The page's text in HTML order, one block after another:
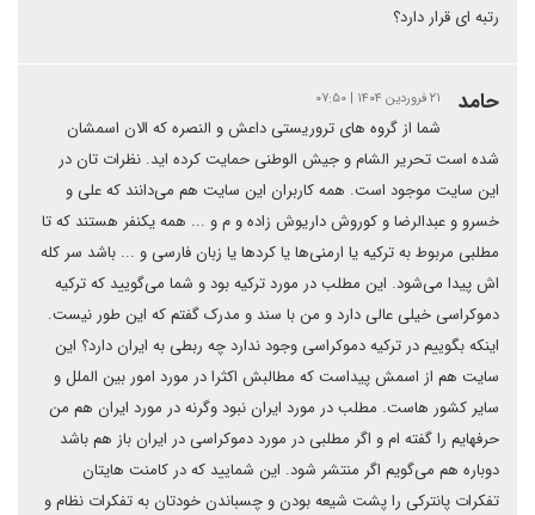
رتبه ای قرار دارد؟
حامد ۲۱ فروردین ۱۴۰۴ | ۰۷:۵۰
شما از گروه های تروریستی داعش و النصره که الان اسمشان
شده است تحریر الشام و جیش الوطنی حمایت کرده اید. نظرات تان در
این سایت موجود است. همه کاربران این سایت هم می‌دانند که علی و
خسرو و عبدالرضا و کوروش داریوش زاده و م و ... همه یکنفر هستند که تا
مطلبی مربوط به ترکیه یا ارمنی‌ها یا کردها یا زبان فارسی و ... باشد سر کله
اش پیدا می‌شود. این مطلب در مورد ترکیه بود و شما می‌گویید که ترکیه
دموکراسی خیلی عالی دارد و من با سند و مدرک گفتم که این طور نیست‌.
اینکه بگوییم در ترکیه دموکراسی وجود ندارد چه ربطی به ایران دارد؟ این
سایت هم از اسمش پیداست که مطالبش اکثرا در مورد امور بین الملل و
سایر کشور هاست. مطلب در مورد ایران نبود وگرنه در مورد ایران هم‌ من
حرفهایم را گفته ام و اگر مطلبی در مورد دموکراسی در ایران باز هم باشد
دوباره هم می‌گویم اگر منتشر شود. این شمایید که در کامنت هایتان
تفکرات پانترکی را پشت شیعه بودن و چسباندن خودتان به تفکرات نظام‌ و